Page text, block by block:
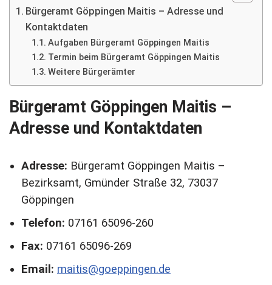
Bürgeramt Göppingen Maitis – Adresse und
Kontaktdaten
Aufgaben Bürgeramt Göppingen Maitis
Termin beim Bürgeramt Göppingen Maitis
Weitere Bürgerämter
Bürgeramt Göppingen Maitis –
Adresse und Kontaktdaten
Adresse: Bürgeramt Göppingen Maitis –
Bezirksamt, Gmünder Straße 32, 73037
Göppingen
Telefon: 07161 65096-260
Fax: 07161 65096-269
Email: maitis@goeppingen.de